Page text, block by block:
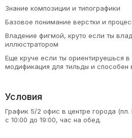
Знание композиции и типографики
Базовое понимание верстки и
Владение фигмой, круто если ты
иллюстратором
Еще круче если ты ориентируешься
модификация для тильды и способен
Условия
График 5/2 офис в центре города
с 10:00 до 19:00, час на обед.